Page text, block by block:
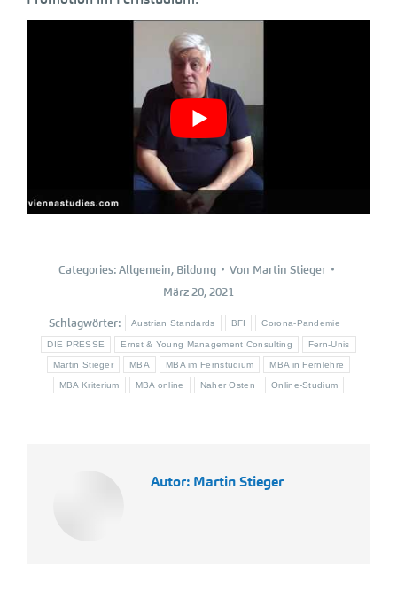
Categories:Allgemein, Bildung Von Martin Stieger
März 20, 2021
Schlagwörter: Austrian Standards BFI Corona-Pandemie
DIE PRESSE Ernst & Young Management Consulting Fern-Unis
Martin Stieger MBA MBA im Fernstudium MBA in Fernlehre
MBA Kriterium MBA online Naher Osten Online-Studium
Autor: Martin Stieger